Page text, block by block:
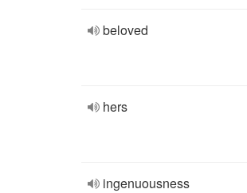
beloved
hers
ingenuousness